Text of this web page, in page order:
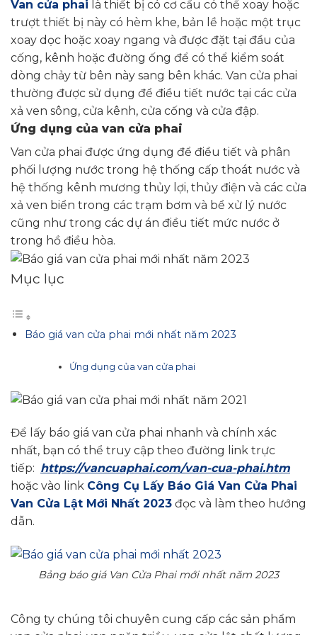
Van cửa phai là thiết bị có cơ cấu có thể xoay hoặc
trượt thiết bị này có hèm khe, bản lề hoặc một trục
xoay dọc hoặc xoay ngang và được đặt tại đầu của
cống, kênh hoặc đường ống để có thể kiểm soát
dòng chảy từ bên này sang bên khác. Van cửa phai
thường được sử dụng để điều tiết nước tại các cửa
xả ven sông, cửa kênh, cửa cống và cửa đập.
Ứng dụng của van cửa phai
Van cửa phai được ứng dụng để điều tiết và phân
phối lượng nước trong hệ thống cấp thoát nước và
hệ thống kênh mương thủy lợi, thủy điện và các cửa
xả ven biển trong các trạm bơm và bể xử lý nước
cũng như trong các dự án điều tiết mức nước ở
trong hồ điều hòa.
Mục lục
Báo giá van cửa phai mới nhất năm 2023
Ứng dụng của van cửa phai
Để lấy báo giá van cửa phai nhanh và chính xác
nhất, bạn có thể truy cập theo đường link trực
tiếp: https://vancuaphai.com/van-cua-phai.htm
hoặc vào link Công Cụ Lấy Báo Giá Van Cửa Phai
Van Cửa Lật Mới Nhất 2023 đọc và làm theo hướng
dẫn.
Bảng báo giá Van Cửa Phai mới nhất năm 2023
Công ty chúng tôi chuyên cung cấp các sản phẩm